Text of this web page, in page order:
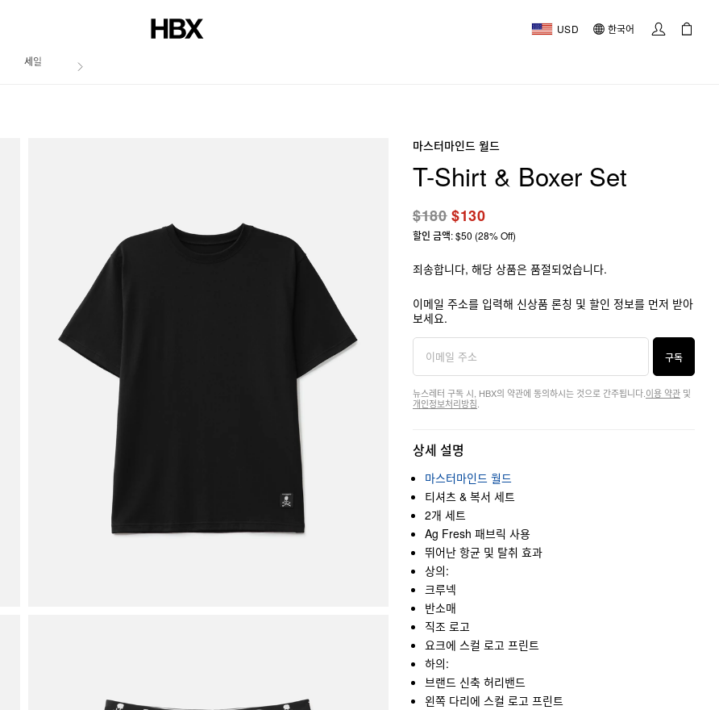
USD 한국어
세일 저널
마스터마인드 월드
T-Shirt & Boxer Set
$180$130
할인 금액: $50 (28% Off)
죄송합니다, 해당 상품은 품절되었습니다.
이메일 주소를 입력해 신상품 론칭 및 할인 정보를 먼저 받아
보세요.
구독
뉴스레터 구독 시, HBX의 약관에 동의하시는 것으로 간주됩니다. 이용 약관 및
개인정보처리방침
상세 설명
마스터마인드 월드
티셔츠 & 복서 세트
2개 세트
Ag Fresh 패브릭 사용
뛰어난 항균 및 탈취 효과
상의:
크루넥
반소매
직조 로고
요크에 스컬 로고 프린트
하의:
브랜드 신축 허리밴드
왼쪽 다리에 스컬 로고 프린트